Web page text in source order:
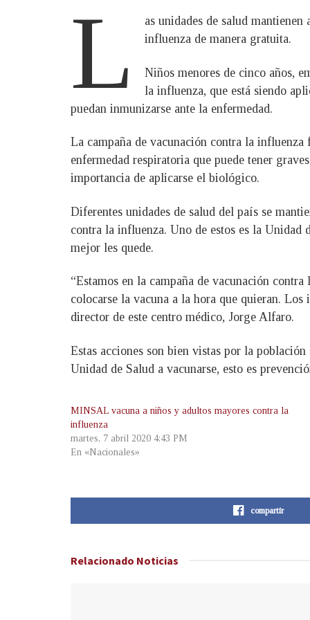
L
as unidades de salud
influenza de manera gratuita.
Niños menores de cinco años,
la influenza, que está siendo
puedan inmunizarse ante la enfermedad.
La campaña de vacunación contra la
enfermedad respiratoria que puede tener
importancia de aplicarse el biológico.
Diferentes unidades de salud del país se
contra la influenza. Uno de estos es la Unidad
mejor les quede.
“Estamos en la campaña de vacunación
colocarse la vacuna a la hora que quieran.
director de este centro médico, Jorge Alfaro.
Estas acciones son bien vistas por la
Unidad de Salud a vacunarse, esto es
MINSAL vacuna a niños y adultos mayores contra la
influenza
martes, 7 abril 2020 4:43 PM
En «Nacionales»
compartir
Relacionado Noticias